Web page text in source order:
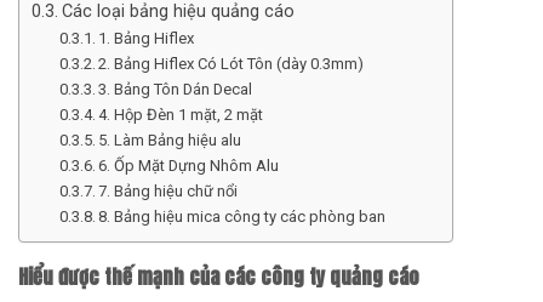
Các loại bảng hiệu quảng cáo
1. Bảng Hiflex
2. Bảng Hiflex Có Lót Tôn (dày 0.3mm)
3. Bảng Tôn Dán Decal
4. Hộp Đèn 1 mặt, 2 mặt
5. Làm Bảng hiệu alu
6. Ốp Mặt Dựng Nhôm Alu
7. Bảng hiệu chữ nổi
8. Bảng hiệu mica công ty các phòng ban
Hiểu được thế mạnh của các công ty quảng cáo